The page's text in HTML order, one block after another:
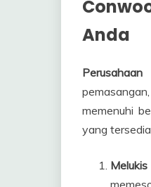
Anda
Perusahaan
memenuhi
yang